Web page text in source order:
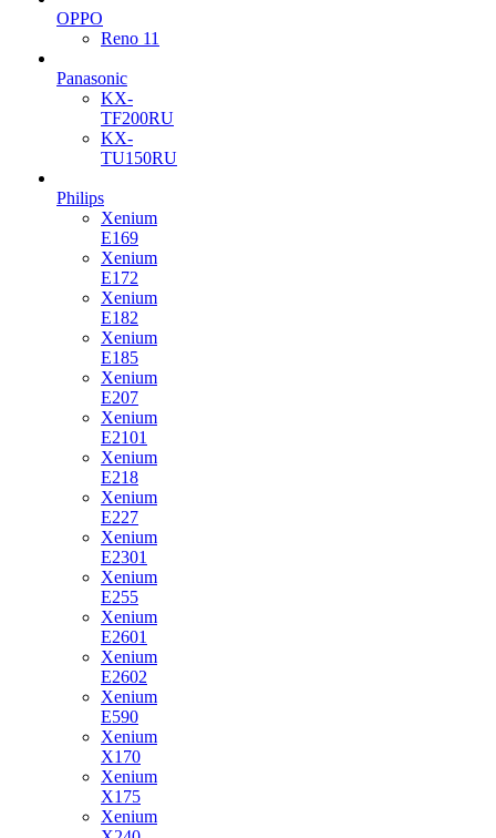
OPPO
Reno 11
Panasonic
KX-
TF200RU
KX-
TU150RU
Philips
Xenium
E169
Xenium
E172
Xenium
E182
Xenium
E185
Xenium
E207
Xenium
E2101
Xenium
E218
Xenium
E227
Xenium
E2301
Xenium
E255
Xenium
E2601
Xenium
E2602
Xenium
E590
Xenium
X170
Xenium
X175
Xenium